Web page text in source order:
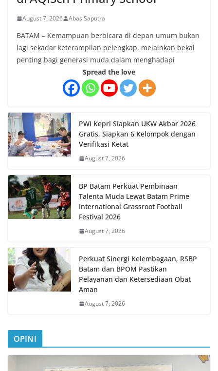
August 7, 2026 Abas Saputra
BATAM – Kemampuan berbicara di depan umum bukan
lagi sekadar keterampilan pelengkap, melainkan bekal
penting bagi generasi muda dalam menghadapi
Spread the love
PWI Kepri Siapkan UKW Akbar 2026
Gratis, Siapkan 6 Kelompok dengan
Verifikasi Ketat
August 7, 2026
BP Batam Perkuat Pembinaan
Talenta Muda Lewat Batam Prime
International Grassroot Football
Festival 2026
August 7, 2026
Perkuat Sinergi Kelembagaan, RSBP
Batam dan BPOM Pastikan
Pelayanan dan Ketersediaan Obat
Aman
August 7, 2026
OPINI